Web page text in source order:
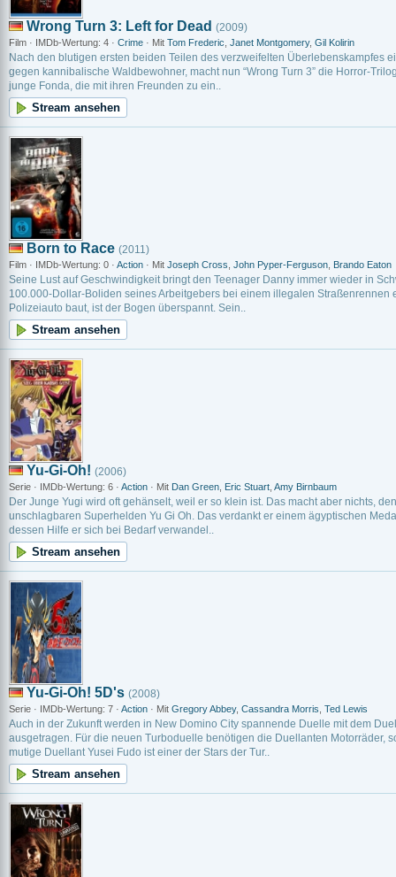
Wrong Turn 3: Left for Dead (2009)
Film · IMDb-Wertung: 4 · Crime · Mit Tom Frederic Janet Montgomery, Gil Kolirin
Nach den blutigen ersten beiden Teilen des verzweifelten Überlebenskampfes
gegen kannibalische Waldbewohner, macht nun “Wrong Turn 3” die Horror-
junge Fonda, die mit ihren Freunden zu ein..
Stream ansehen
Born to Race (2011)
Film · IMDb-Wertung: 0 · Action · Mit Joseph Cross John Pyper-Ferguson Brando Eaton
Seine Lust auf Geschwindigkeit bringt den Teenager Danny immer wieder in
100.000-Dollar-Boliden seines Arbeitgebers bei einem illegalen Straßenrennen
Polizeiauto baut, ist der Bogen überspannt. Sein..
Stream ansehen
Yu-Gi-Oh! (2006)
Serie · IMDb-Wertung: 6 · Action · Mit Dan Green Eric Stuart Amy Birnbaum
Der Junge Yugi wird oft gehänselt, weil er so klein ist. Das macht aber nichts,
unschlagbaren Superhelden Yu Gi Oh. Das verdankt er einem ägyptischen
dessen Hilfe er sich bei Bedarf verwandel..
Stream ansehen
Yu-Gi-Oh! 5D's (2008)
Serie · IMDb-Wertung: 7 · Action · Mit Gregory Abbey, Cassandra Morris Ted Lewis
Auch in der Zukunft werden in New Domino City spannende Duelle mit dem
ausgetragen. Für die neuen Turboduelle benötigen die Duellanten Motorräder,
mutige Duellant Yusei Fudo ist einer der Stars der Tur..
Stream ansehen